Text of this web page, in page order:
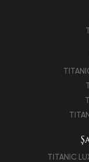
TITANIC